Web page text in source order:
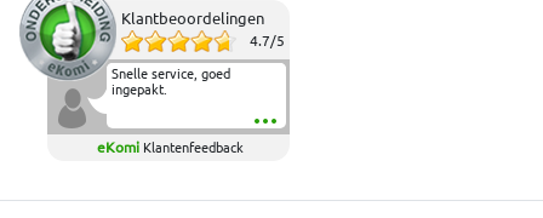
Klantbeoordelingen
4.7/5
Snelle service, goed
ingepakt.
eKomi Klantenfeedback